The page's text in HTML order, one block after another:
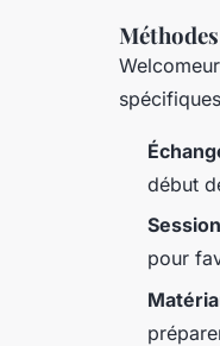
début
pour